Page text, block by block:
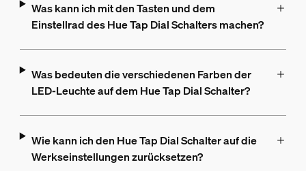
Was kann ich mit den Tasten und dem
Einstellrad des Hue Tap Dial Schalters machen?
Was bedeuten die verschiedenen Farben der
LED-Leuchte auf dem Hue Tap Dial Schalter?
Wie kann ich den Hue Tap Dial Schalter auf die
Werkseinstellungen zurücksetzen?